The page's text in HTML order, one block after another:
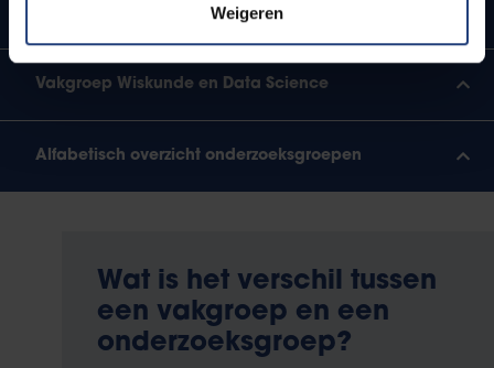
Weigeren
Vakgroep Wiskunde en Data Science
Alfabetisch overzicht onderzoeksgroepen
Wat is het verschil tussen
een vakgroep en een
onderzoeksgroep?